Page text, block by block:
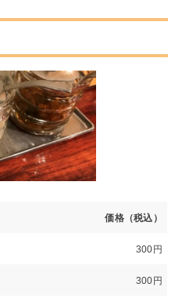
価格（税込）
300円
300円